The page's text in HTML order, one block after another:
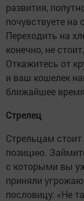
развития,
почувствуете на
Переходить на
конечно, не
Откажитесь от
и ваш кошелек
ближайшее
Стрелец
Стрельцам
позицию.
с которыми вы
приняли
пословицу: «Не